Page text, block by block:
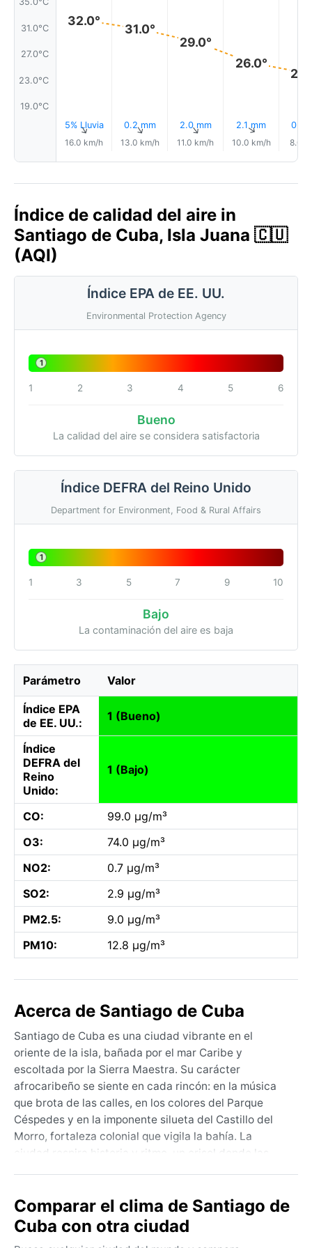
31.0°C
27.0°C
23.0°C
19.0°C
32.0°
5% Lluvia
↑
16.0 km/h
31.0°
0.2 mm
↑
13.0 km/h
29.0°
2.0 mm
↑
11.0 km/h
26.0°
2.1 mm
↑
10.0 km/h
0.4
8.0
Índice de calidad del aire in
Santiago de Cuba, Isla Juana 🇨🇺
(AQI)
Índice EPA de EE. UU.
Environmental Protection Agency
1
1 2 3 4 5 6
Bueno
La calidad del aire se considera satisfactoria
Índice DEFRA del Reino Unido
Department for Environment, Food & Rural Affairs
1
1 3 5 7 9 10
Bajo
La contaminación del aire es baja
Parámetro Valor
Índice EPA
de EE. UU.:
1 (Bueno)
Índice
DEFRA del
Reino
Unido:
1 (Bajo)
CO:
99.0 µg/m³
O3:
74.0 µg/m³
NO2:
0.7 µg/m³
SO2:
2.9 µg/m³
PM2.5:
9.0 µg/m³
PM10:
12.8 µg/m³
Acerca de Santiago de Cuba
Santiago de Cuba es una ciudad vibrante en el
oriente de la isla, bañada por el mar Caribe y
escoltada por la Sierra Maestra. Su carácter
afrocaribeño se siente en cada rincón: en la música
que brota de las calles, en los colores del Parque
Céspedes y en la imponente silueta del Castillo del
Morro, fortaleza colonial que vigila la bahía. La
ciudad respira historia y ritmo, un crisol donde las
Carnaval de Santiago con tambores y comparsas.
El clima de Santiago de Cuba se clasifica como
tropical de sabana (Aw), con dos estaciones bien
Comparar el clima de Santiago de
Cuba con otra ciudad